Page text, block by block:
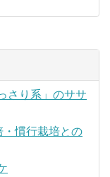
さり系」のササ
・慣行栽培との